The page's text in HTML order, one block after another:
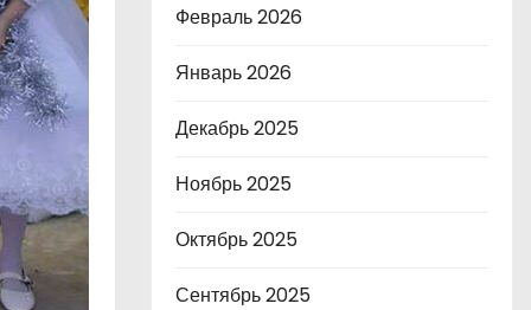
Февраль 2026
Январь 2026
Декабрь 2025
Ноябрь 2025
Октябрь 2025
Сентябрь 2025